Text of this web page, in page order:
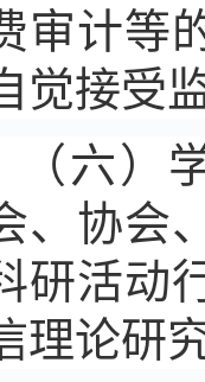
审计等
觉接受
（六）
、协会
研活动
理论研